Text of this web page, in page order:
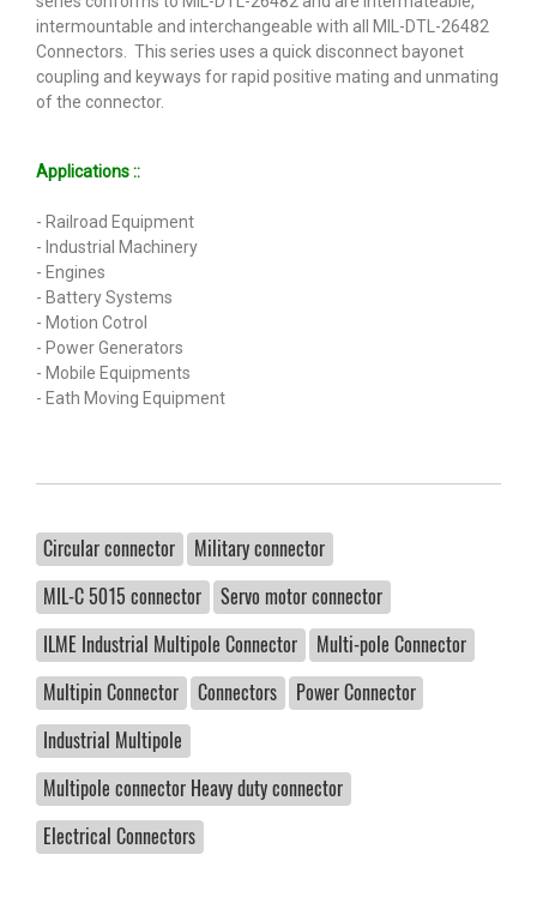
intermountable and interchangeable with all MIL-DTL-26482
Connectors. This series uses a quick disconnect bayonet
coupling and keyways for rapid positive mating and unmating
of the connector.
Applications ::
- Railroad Equipment
- Industrial Machinery
- Engines
- Battery Systems
- Motion Cotrol
- Power Generators
- Mobile Equipments
- Eath Moving Equipment
Circular connector
Military connector
MIL-C 5015 connector
Servo motor connector
ILME Industrial Multipole Connector
Multi-pole Connector
Multipin Connector
Connectors
Power Connector
Industrial Multipole
Multipole connector Heavy duty connector
Electrical Connectors